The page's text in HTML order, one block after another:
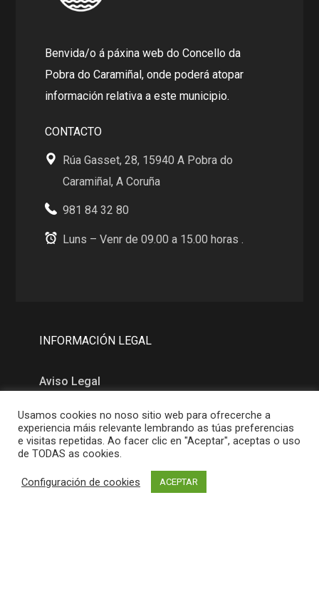
Benvida/o á páxina web do Concello da
Pobra do Caramiñal, onde poderá atopar
información relativa a este municipio.
CONTACTO
Rúa Gasset, 28, 15940 A Pobra do
Caramiñal, A Coruña
981 84 32 80
Luns – Venr de 09.00 a 15.00 horas .
INFORMACIÓN LEGAL
Aviso Legal
Política de Cookies
MAPA
Usamos cookies no noso sitio web para ofrecerche a
experiencia máis relevante lembrando as túas preferencias
e visitas repetidas. Ao facer clic en "Aceptar", aceptas o uso
de TODAS as cookies.
Configuración de cookies ACEPTAR